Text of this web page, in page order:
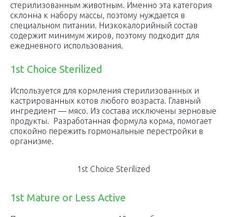
стерилизованным животным. Именно эта категория
склонна к набору массы, поэтому нуждается в
специальном питании. Низкокалорийный состав
содержит минимум жиров, поэтому подходит для
ежедневного использования.
1st Choice Sterilized
Используется для кормления стерилизованных и
кастрированных котов любого возраста. Главный
ингредиент — мясо. Из состава исключены зерновые
продукты. Разработанная формула корма, помогает
спокойно пережить гормональные перестройки в
организме.
1st Choice Sterilized
1st Mature or Less Active